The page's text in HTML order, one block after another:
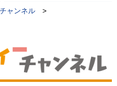
ャンネル